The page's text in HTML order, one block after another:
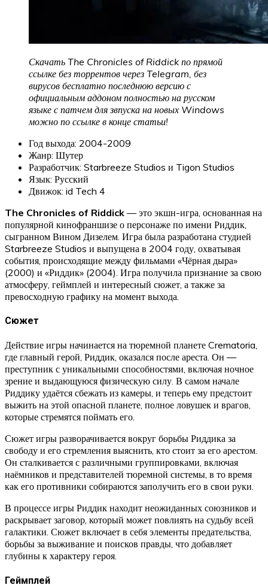
Скачать The Chronicles of Riddick по прямой
ссылке без торрентов через Telegram, без
вирусов бесплатно последнюю версию с
официальным аддоном полностью на русском
языке с патчем для звпуска на новых Windows
можно по ссылке в конце статьи!
Год выхода: 2004-2009
Жанр: Шутер
Разработчик: Starbreeze Studios и Tigon Studios
Язык: Русский
Движок: id Tech 4
The Chronicles of Riddick — это экшн-игра, основанная на
популярной кинофраншизе о персонаже по имени Риддик,
сыгранном Вином Дизелем. Игра была разработана студией
Starbreeze Studios и выпущена в 2004 году, охватывая
события, происходящие между фильмами «Чёрная дыра»
(2000) и «Риддик» (2004). Игра получила признание за свою
атмосферу, геймплей и интересный сюжет, а также за
превосходную графику на момент выхода.
Сюжет
Действие игры начинается на тюремной планете Crematoria,
где главный герой, Риддик, оказался после ареста. Он —
преступник с уникальными способностями, включая ночное
зрение и выдающуюся физическую силу. В самом начале
Риддику удаётся сбежать из камеры, и теперь ему предстоит
выжить на этой опасной планете, полное ловушек и врагов,
которые стремятся поймать его.
Сюжет игры разворачивается вокруг борьбы Риддика за
свободу и его стремления выяснить, кто стоит за его арестом.
Он сталкивается с различными группировками, включая
наёмников и представителей тюремной системы, в то время
как его противники собираются заполучить его в свои руки.
В процессе игры Риддик находит неожиданных союзников и
раскрывает заговор, который может повлиять на судьбу всей
галактики. Сюжет включает в себя элементы предательства,
борьбы за выживание и поисков правды, что добавляет
глубины к характеру героя.
Геймплей